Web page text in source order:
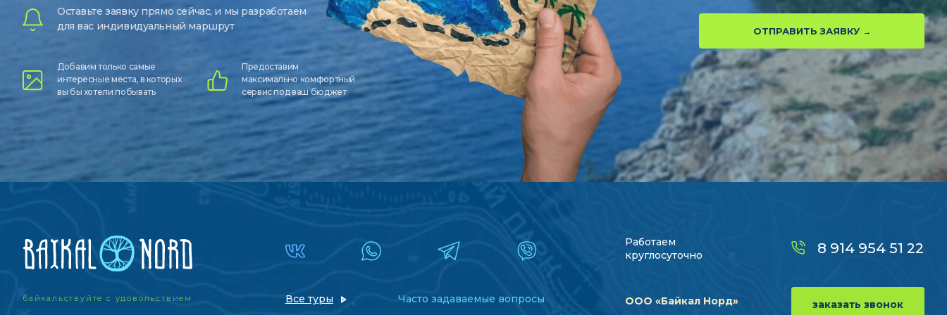
Оставьте заявку прямо сейчас, и мы разработаем
для вас индивидуальный маршрут
Добавим только самые
интересные места, в которых
вы бы хотели побывать
Предоставим
максимально комфортный
сервис под ваш бюджет
ОТПРАВИТЬ ЗАЯВКУ
байкальствуйте с удовольствием Все туры Часто задаваемые вопросы
Работаем
круглосуточно
ООО «Байкал Норд»
8 914 954 51 22
заказать звонок